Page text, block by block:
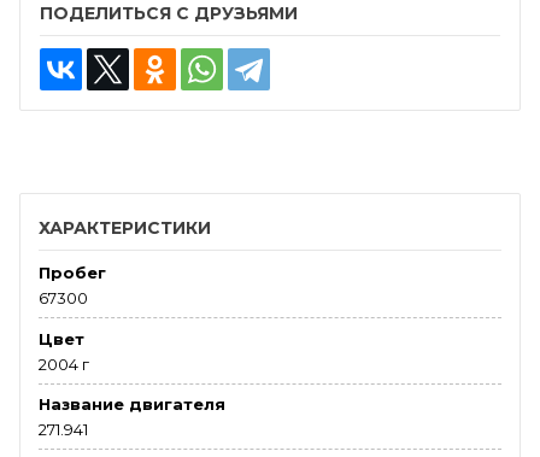
ПОДЕЛИТЬСЯ С ДРУЗЬЯМИ
ХАРАКТЕРИСТИКИ
Пробег
67300
Цвет
2004 г
Название двигателя
271.941